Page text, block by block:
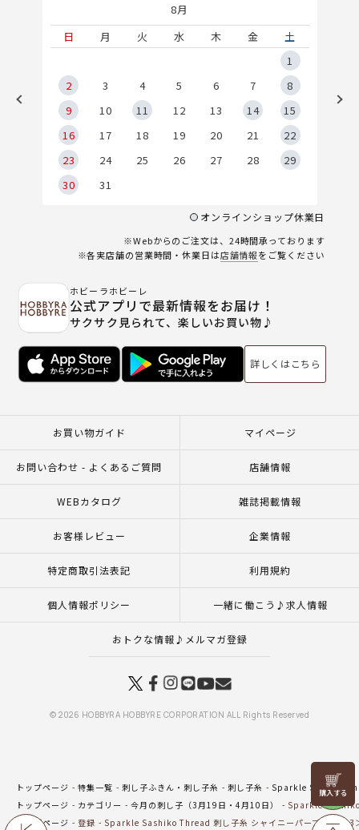
リリヤン
フェア
8月
日
月 火 水 木 金
土
1
2
3 4 5 6 7
8
9
10 11 12 13 14
15
16
17 18 19 20 21
22
23
24 25 26 27 28
29
30
31
オンラインショップ休業日
※Webからのご注文は、24時間承っております
※各実店舗の営業時間・休業日は店舗情報をご覧ください
ホビーラホビーレ
公式アプリで最新情報をお届け！
サクサク見られて、楽しいお買い物♪
詳しくはこちら
お買い物ガイド マイページ
お問い合わせ - よくあるご質問 店舗情報
WEBカタログ 雑誌掲載情報
お客様レビュー 企業情報
特定商取引法表記 利用規約
個人情報ポリシー 一緒に働こう♪求人情報
おトクな情報♪メルマガ登録
© 2026 HOBBYRA HOBBYRE CORPORATION ALL Rights Reserved
トップページ 特集一覧 刺し子ふきん・刺し子糸 刺し子糸
Sparkle Sashiko
トップページ
カテゴリー 今月の刺し子（3月19日・4月10日）
Sparkle Sashiko
トップページ
登録 Sparkle Sashiko Thread 刺し子糸 シャイニーパープル＜503